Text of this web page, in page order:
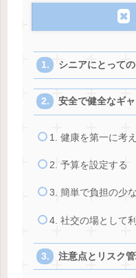
シニアにとって
安全で健全なギ
1. 健康を第一に考
2. 予算を設定する
3. 簡単で負担の少
4. 社交の場として
注意点とリスク